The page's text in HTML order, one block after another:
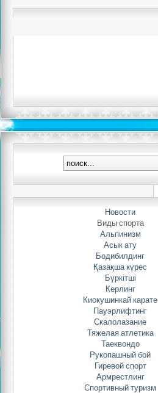
Новости
Виды спорта
Альпинизм
Асык ату
Бодибилдинг
Қазақша күрес
Бүркітші
Керлинг
Киокушинкай карате
Пауэрлифтинг
Скалолазание
Тяжелая атлетика
Таеквондо
Рукопашный бой
Гиревой спорт
Армрестлинг
Спортивный туризм